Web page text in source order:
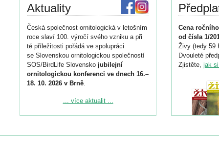
Aktuality
Česká společnost ornitologická v letošním
roce slaví 100. výročí svého vzniku a při
té příležitosti pořádá ve spolupráci
se Slovenskou ornitologickou společností
SOS/BirdLife Slovensko jubilejní
ornitologickou konferenci ve dnech 16.–
18. 10. 2026 v Brně.
Podrobnější informace ke konferenci
Registrovat se můžete do 6. září.
... více aktualit ...
Cena
od čísla 1/
Živy (tedy 59
Dvouleté
Zjistěte, jak